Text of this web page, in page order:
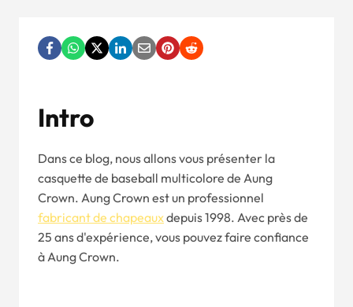
Intro
Dans ce blog, nous allons vous présenter la
casquette de baseball multicolore de Aung
Crown. Aung Crown est un professionnel
fabricant de chapeauxdepuis 1998. Avec près de
25 ans d'expérience, vous pouvez faire confiance
à Aung Crown.